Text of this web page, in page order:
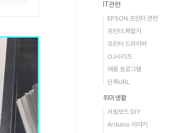
IT관련
EPSON 프린터 관련
프린터.복합기
프린터 드라이버
OJ시리즈
애용 프로그램
단축URL
취미생활
서핑보드 DIY
Arduino 이야기